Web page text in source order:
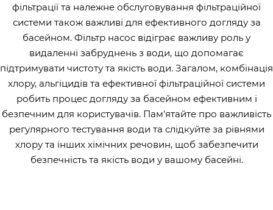
фільтрації та належне обслуговування фільтраційної
системи також важливі для ефективного догляду за
басейном. Фільтр насос відіграє важливу роль у
видаленні забруднень з води, що допомагає
підтримувати чистоту та якість води. Загалом, комбінація
хлору, альгіцидів та ефективної фільтраційної системи
робить процес догляду за басейном ефективним і
безпечним для користувачів. Пам'ятайте про важливість
регулярного тестування води та слідкуйте за рівнями
хлору та інших хімічних речовин, щоб забезпечити
безпечність та якість води у вашому басейні.